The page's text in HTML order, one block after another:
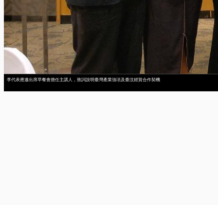
李代表應邀出席早餐會擔任主講人，致詞說明臺灣產業強項及臺汶經貿合作契機